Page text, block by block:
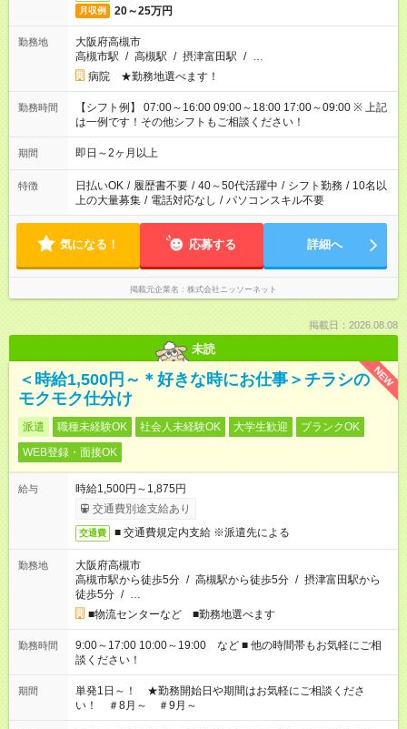
月収例 20～25万円
勤務地
大阪府高槻市
高槻市駅 / 高槻駅 / 摂津富田駅 / …
病院 ★勤務地選べます！
勤務時間
【シフト例】 07:00～16:00 09:00～18:00 17:00～09:00 ※ 上記
は一例です！その他シフトもご相談ください！
期間 即日～2ヶ月以上
特徴 日払いOK / 履歴書不要 / 40～50代活躍中 / シフト勤務 / 10名以
上の大量募集 / 電話対応なし / パソコンスキル不要
気になる！ 応募する 詳細へ
掲載元企業名 株式会社ニッソーネット
掲載日：2026.08.08
未読
NEW
＜時給1,500円～＊好きな時にお仕事＞チラシの
モクモク仕分け
派遣 職種未経験OK 社会人未経験OK 大学生歓迎
ブランクOK
WEB登録・面接OK
給与
時給1,500円～1,875円
交通費別途支給あり
交通費 ■ 交通費規定内支給 ※派遣先による
勤務地
大阪府高槻市
高槻市駅から徒歩5分 / 高槻駅から徒歩5分 / 摂津富田駅から
徒歩5分 / …
■物流センターなど ■勤務地選べます
勤務時間
9:00～17:00 10:00～19:00 など ■ 他の時間帯もお気軽にご相
談ください！
期間
単発1日～！ ★勤務開始日や期間はお気軽にご相談くださ
い！ ＃8月～ ＃9月～